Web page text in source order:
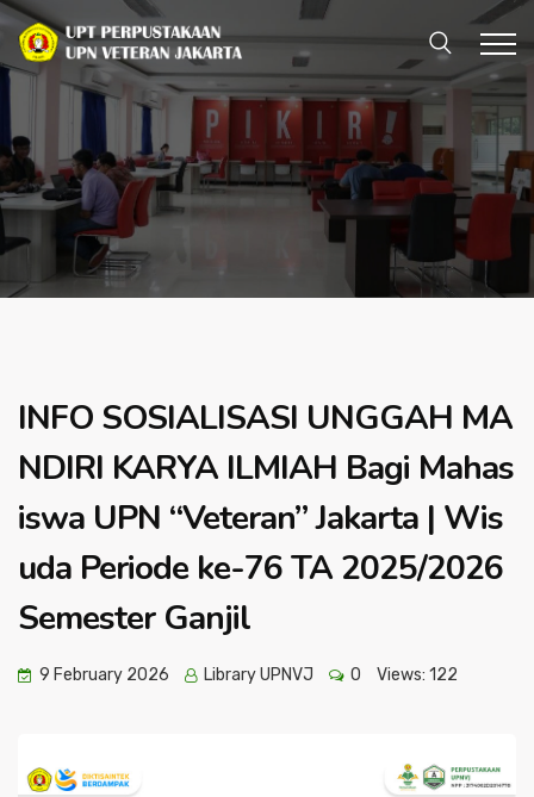
INFO SOSIALISASI UNGGAH MA
NDIRI KARYA ILMIAH Bagi Mahas
iswa UPN “Veteran” Jakarta | Wis
uda Periode ke-76 TA 2025/2026
Semester Ganjil
9 February 2026 Library UPNVJ 0 Views: 122